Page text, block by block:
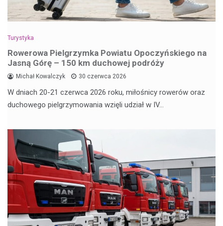
Turystyka
Rowerowa Pielgrzymka Powiatu Opoczyńskiego na
Jasną Górę – 150 km duchowej podróży
Michał Kowalczyk 30 czerwca 2026
W dniach 20-21 czerwca 2026 roku, miłośnicy rowerów oraz
duchowego pielgrzymowania wzięli udział w IV…